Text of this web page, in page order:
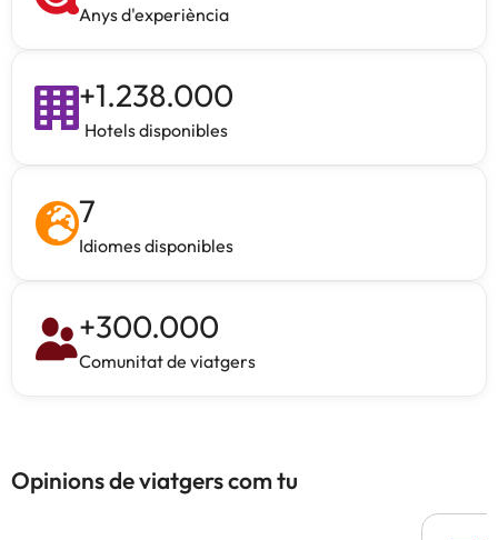
Anys d'experiència
+1.238.000
Hotels disponibles
7
Idiomes disponibles
+300.000
Comunitat de viatgers
Opinions de viatgers com tu